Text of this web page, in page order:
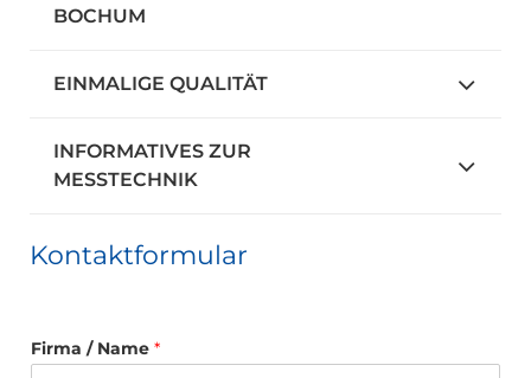
BOCHUM
EINMALIGE QUALITÄT
INFORMATIVES ZUR
MESSTECHNIK
Kontaktformular
Firma / Name *